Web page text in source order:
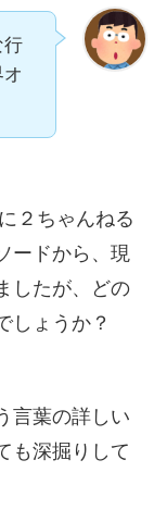
行
２ちゃんねる
ードから、現
したが、どの
しょうか？
言葉の詳しい
も深掘りして